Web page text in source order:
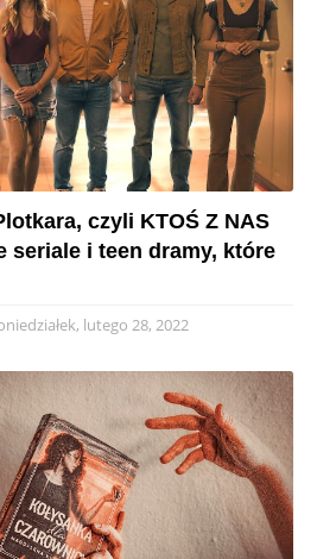
czyli KTOŚ Z NAS
seriale i teen dramy, które
lutego 28, 2022